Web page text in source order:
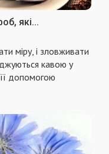
які...
міру, і зловживати
кавою у
допомогою